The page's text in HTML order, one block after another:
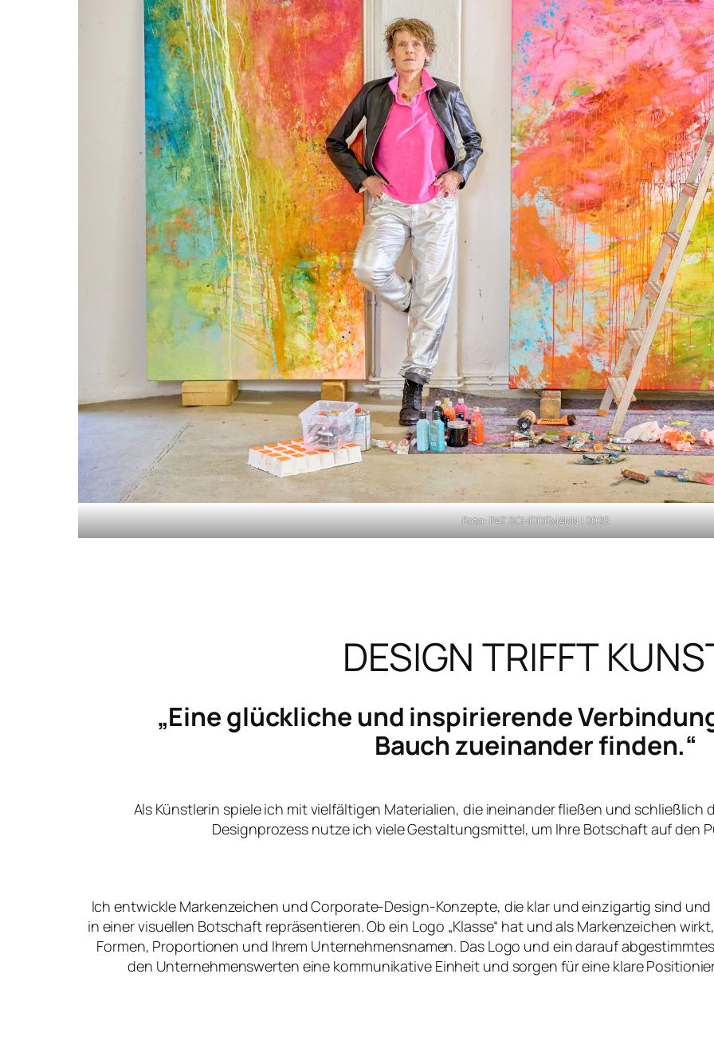
Foto: PAT SCHEIDEMANN | 2025
DESIGN TRIFFT
„Eine glückliche und inspirierende
Bauch zueinander finden.“
Als Künstlerin spiele ich mit vielfältigen Materialien, die ineinander fließen und schließlich
Designprozess nutze ich viele Gestaltungsmittel, um Ihre Botschaft auf den
Ich entwickle Markenzeichen und Corporate-Design-Konzepte, die klar und einzigartig sind
in einer visuellen Botschaft repräsentieren. Ob ein Logo „Klasse“ hat und als Markenzeichen
Formen, Proportionen und Ihrem Unternehmensnamen. Das Logo und ein darauf
den Unternehmenswerten eine kommunikative Einheit und sorgen für eine klare